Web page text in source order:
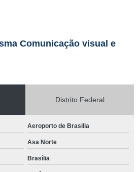
Comunicação visual e
Distrito Federal
Aeroporto de Brasilia
Asa Norte
Brasília